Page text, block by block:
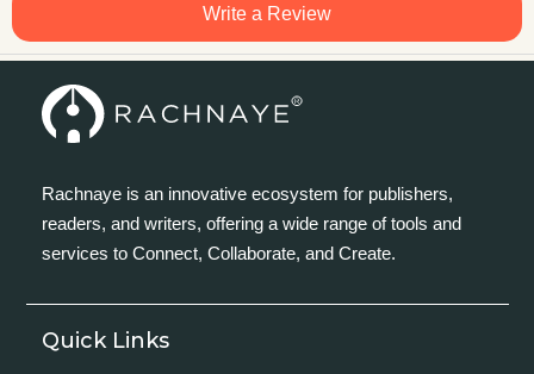
Write a Review
Rachnaye is an innovative ecosystem for publishers,
readers, and writers, offering a wide range of tools and
services to Connect, Collaborate, and Create.
Quick Links